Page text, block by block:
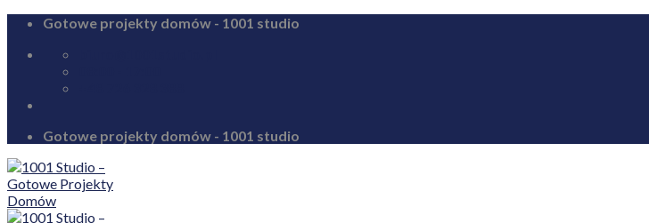
Skip
content
Gotowe projekty domów - 1001 studio
Gotowe projekty domów - 1001 studio